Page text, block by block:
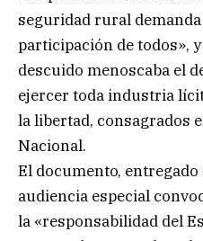
seguridad rural
participación de todos»,
descuido menoscaba el
ejercer toda industria
la libertad, consagrados
Nacional.
El documento,
audiencia especial
la «responsabilidad del